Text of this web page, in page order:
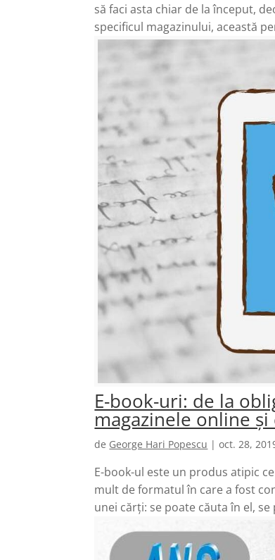
să faci asta chiar de la început,
specificul magazinului, această
E-book-uri: de la
magazinele online
de George Hari Popescu |oct. 28,
E-book-ul este un produs atipic
mult de formatul în care a fost
unei cărți: se poate căuta în el,